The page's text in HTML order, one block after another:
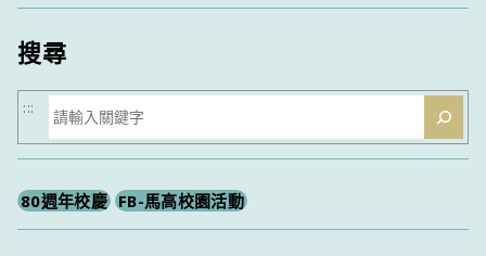
類
搜尋
搜
尋
:::
80週年校慶 FB-馬高校園活動